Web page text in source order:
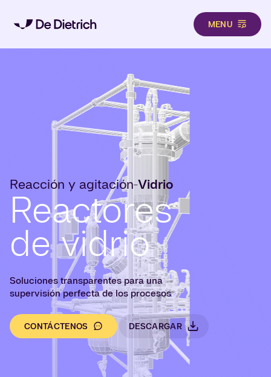
MENU
Reacción y agitación-Vidrio
Reactores
de vidrio
Soluciones transparentes para una
supervisión perfecta de los procesos
CONTÁCTENOS DESCARGAR